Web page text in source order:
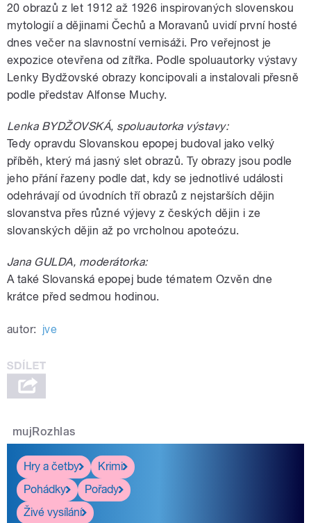
20 obrazů z let 1912 až 1926 inspirovaných slovenskou
mytologií a dějinami Čechů a Moravanů uvidí první hosté
dnes večer na slavnostní vernisáži. Pro veřejnost je
expozice otevřena od zítřka. Podle spoluautorky výstavy
Lenky Bydžovské obrazy koncipovali a instalovali přesně
podle představ Alfonse Muchy.
Lenka BYDŽOVSKÁ, spoluautorka výstavy:
Tedy opravdu Slovanskou epopej budoval jako velký
příběh, který má jasný slet obrazů. Ty obrazy jsou podle
jeho přání řazeny podle dat, kdy se jednotlivé události
odehrávají od úvodních tří obrazů z nejstarších dějin
slovanstva přes různé výjevy z českých dějin i ze
slovanských dějin až po vrcholnou apoteózu.
Jana GULDA, moderátorka:
A také Slovanská epopej bude tématem Ozvěn dne
krátce před sedmou hodinou.
autor: jve
mujRozhlas
Hry a četby
Krimi
Pohádky
Pořady
Živé vysílání